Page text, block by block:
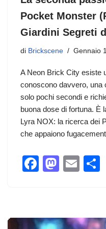
Pocket Monster
Giardini Segreti
di Brickscene Gennaio
A Neon Brick City esiste
conoscono davvero, una
solo pochi secondi e
buona dose di fortuna. È
Lyra NOX: la ricerca dei
che appaiono
F
e
M
o
E